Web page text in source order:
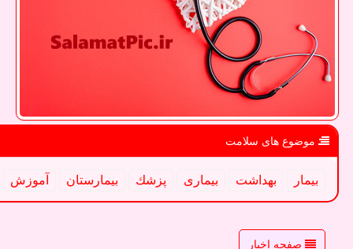
موضوع های سلامت
بیمار بهداشت بیماری پزشك بیمارستان آموزش
صفحه اخبار